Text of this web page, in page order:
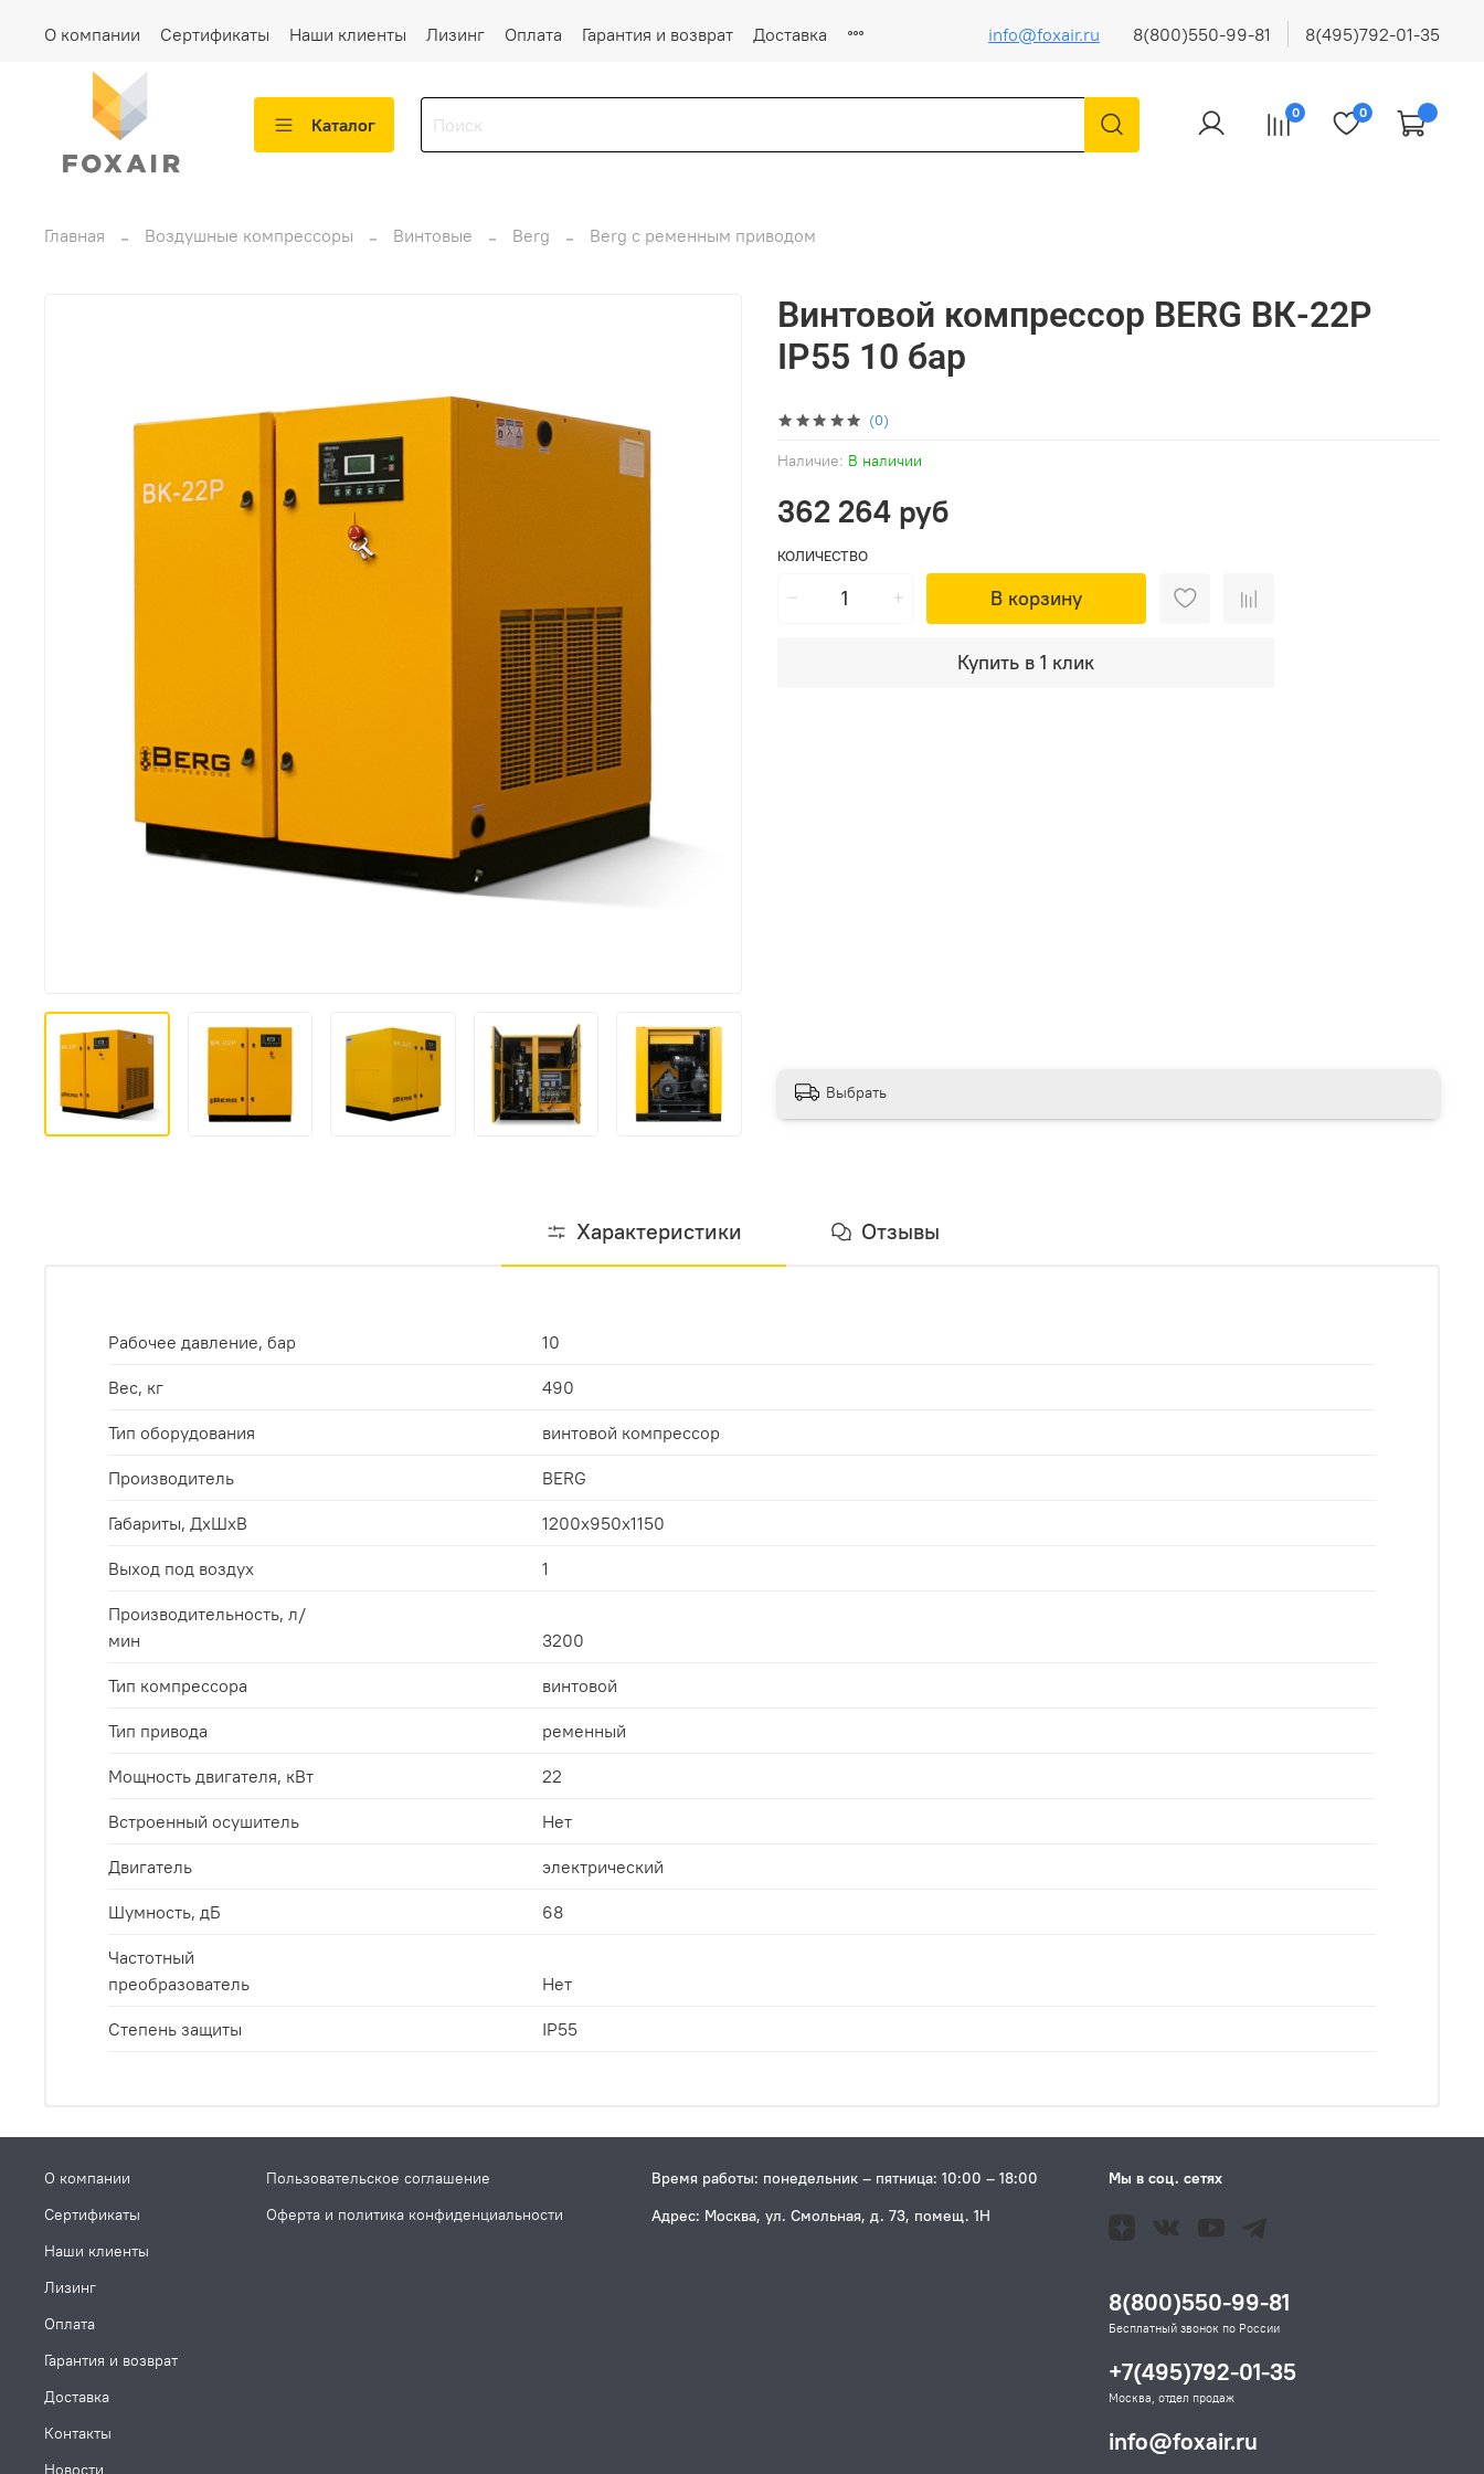
О компании Сертификаты Наши клиенты Лизинг Оплата Гарантия и возврат Доставка info@foxair.ru 8(800)550-99-81 8(495)792-01-35
Каталог
0 0
Главная Воздушные компрессоры Винтовые Berg Berg с ременным приводом
(0)
Наличие: В наличии
Винтовой компрессор BERG ВК-22Р
IP55 10 бар
362 264 руб
КОЛИЧЕСТВО
В корзину
Купить в 1 клик
Выбрать
Характеристики Отзывы
Рабочее давление, бар 10
Вес, кг 490
Тип оборудования винтовой компрессор
Производитель BERG
Габариты, ДхШхВ 1200x950x1150
Выход под воздух 1
Производительность, л/
мин
3200
Тип компрессора винтовой
Тип привода ременный
Мощность двигателя, кВт 22
Встроенный осушитель Нет
Двигатель электрический
Шумность, дБ 68
Частотный
преобразователь
Нет
Степень защиты IP55
О компании
Сертификаты
Наши клиенты
Лизинг
Оплата
Гарантия и возврат
Доставка
Контакты
Новости
Пользовательское соглашение
Оферта и политика конфиденциальности
Время работы: понедельник – пятница: 10:00 – 18:00
Адрес: Москва, ул. Смольная, д. 73, помещ. 1Н
Мы в соц. сетях
8(800)550-99-81
Бесплатный звонок по России
+7(495)792-01-35
Москва, отдел продаж
info@foxair.ru